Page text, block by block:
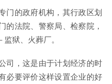
门的政府机构，其行政区划
的法院、警察局、检察院，
狱、火葬厂。
司，这是由于计划经济的时
必要评价这样设置企业的好